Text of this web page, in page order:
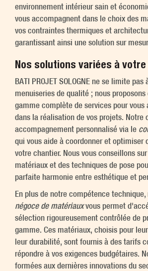
environnement intérieur sain et
vous accompagnent dans le choix des
vos contraintes thermiques et
garantissant ainsi une solution sur
Nos solutions variées à
BATI PROJET SOLOGNE ne se limite
menuiseries de qualité ; nous
gamme complète de services pour vous
dans la réalisation de vos projets. Notre
accompagnement personnalisé via le
qui vous aide à coordonner et optimiser
votre chantier. Nous vous conseillons
matériaux et des techniques de pose
parfaite harmonie entre esthétique et
En plus de notre compétence
négoce de matériauxvous permet
sélection rigoureusement contrôlée de
gamme. Ces matériaux, choisis pour
leur durabilité, sont fournis à des tarifs
répondre à vos exigences budgétaires.
formées aux dernières innovations du